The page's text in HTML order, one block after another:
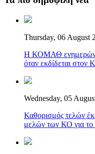
Thursday, 06 August
Η ΚΟΜΑΘ
όταν εκδίδεται στον
Wednesday, 05
Καθορισμός τελών
μελών των ΚΟ για το